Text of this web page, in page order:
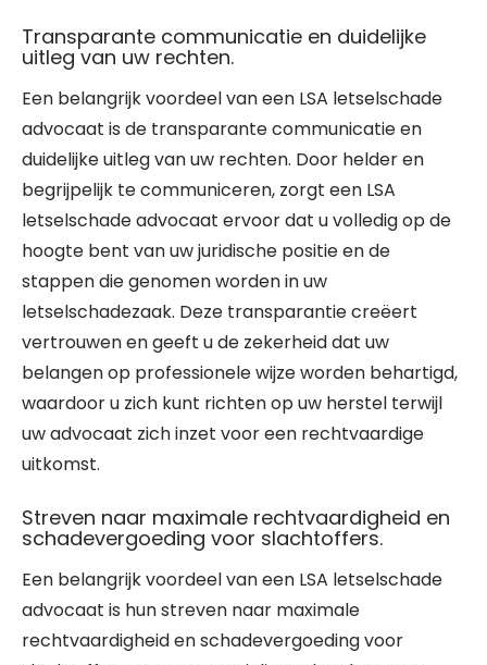
Transparante communicatie en duidelijke
uitleg van uw rechten.
Een belangrijk voordeel van een LSA letselschade
advocaat is de transparante communicatie en
duidelijke uitleg van uw rechten. Door helder en
begrijpelijk te communiceren, zorgt een LSA
letselschade advocaat ervoor dat u volledig op de
hoogte bent van uw juridische positie en de
stappen die genomen worden in uw
letselschadezaak. Deze transparantie creëert
vertrouwen en geeft u de zekerheid dat uw
belangen op professionele wijze worden behartigd,
waardoor u zich kunt richten op uw herstel terwijl
uw advocaat zich inzet voor een rechtvaardige
uitkomst.
Streven naar maximale rechtvaardigheid en
schadevergoeding voor slachtoffers.
Een belangrijk voordeel van een LSA letselschade
advocaat is hun streven naar maximale
rechtvaardigheid en schadevergoeding voor